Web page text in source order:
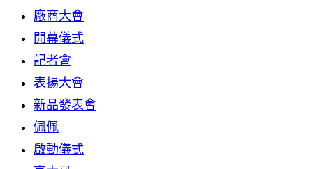
廠商大會
開幕儀式
記者會
表揚大會
新品發表會
佩佩
啟動儀式